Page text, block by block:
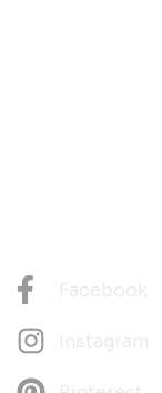
Facebook
Instagram